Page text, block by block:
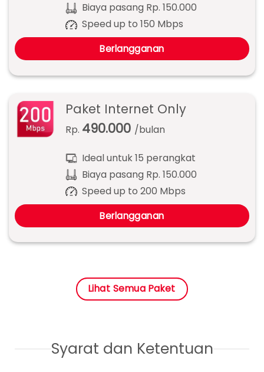
Biaya pasang Rp. 150.000
Speed up to 150 Mbps
Berlangganan
Paket Internet Only
Rp. 490.000 /bulan
Ideal untuk 15 perangkat
Biaya pasang Rp. 150.000
Speed up to 200 Mbps
Berlangganan
Lihat Semua Paket
Syarat dan Ketentuan